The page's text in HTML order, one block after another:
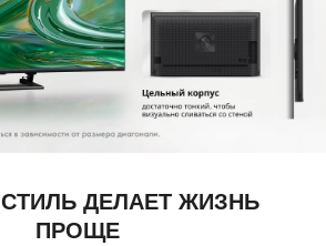
ДЕЛАЕТ ЖИЗНЬ
ПРОЩЕ